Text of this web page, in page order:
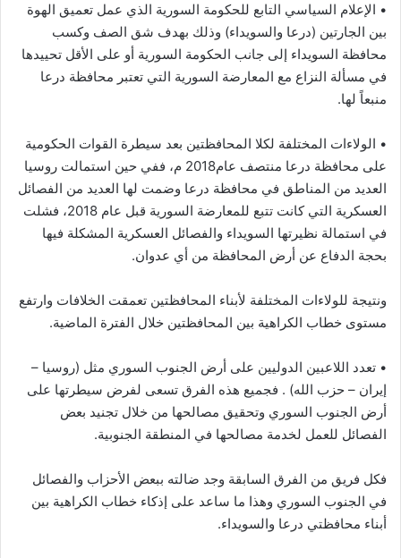
• الإعلام السياسي التابع للحكومة السورية الذي عمل تعميق الهوة
بين الجارتين (درعا والسويداء) وذلك بهدف شق الصف وكسب
محافظة السويداء إلى جانب الحكومة السورية أو على الأقل تحييدها
في مسألة النزاع مع المعارضة السورية التي تعتبر محافظة درعا
منبعاً لها.
• الولاءات المختلفة لكلا المحافظتين بعد سيطرة القوات الحكومية
على محافظة درعا منتصف عام2018 م، ففي حين استمالت روسيا
العديد من المناطق في محافظة درعا وضمت لها العديد من الفصائل
العسكرية التي كانت تتبع للمعارضة السورية قبل عام 2018، فشلت
في استمالة نظيرتها السويداء والفصائل العسكرية المشكلة فيها
بحجة الدفاع عن أرض المحافظة من أي عدوان.
ونتيجة للولاءات المختلفة لأبناء المحافظتين تعمقت الخلافات وارتفع
مستوى خطاب الكراهية بين المحافظتين خلال الفترة الماضية.
• تعدد اللاعبين الدوليين على أرض الجنوب السوري مثل (روسيا –
إيران – حزب الله) . فجميع هذه الفرق تسعى لفرض سيطرتها على
أرض الجنوب السوري وتحقيق مصالحها من خلال تجنيد بعض
الفصائل للعمل لخدمة مصالحها في المنطقة الجنوبية.
فكل فريق من الفرق السابقة وجد ضالته ببعض الأحزاب والفصائل
في الجنوب السوري وهذا ما ساعد على إذكاء خطاب الكراهية بين
أبناء محافظتي درعا والسويداء.